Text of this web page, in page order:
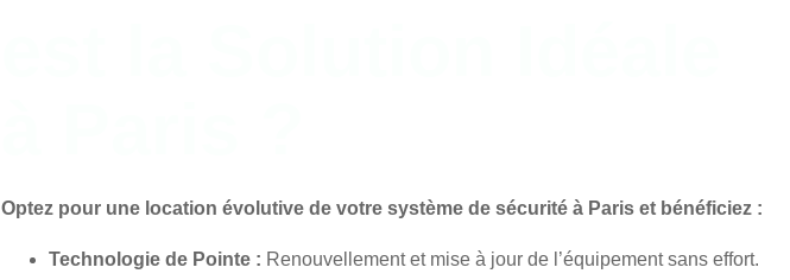
Optez pour une location évolutive de votre système de sécurité à Paris et bénéficiez :
Technologie de Pointe : Renouvellement et mise à jour de l’équipement sans effort.